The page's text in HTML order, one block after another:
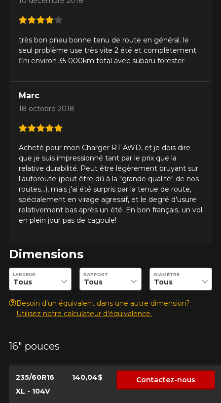
très bon pneu bonne tenu de route en général. le
seul problème use très vite 2 été et complètement
fini environ 35 000km total avec subaru forester
Marc
18 octobre 2018
Acheté pour mon Charger RT AWD, et je dois dire
que je suis impressionné tant par le prix que la
relative durabilité. Peut être légèrement bruyant sur
l'autoroute (peut être dû à la "grande qualité" de nos
routes...), mais j'ai été surpris par la tenue de route,
spécialement en virage agressif, et le degré d'usure
relativement bas après un été. En bon français, un vol
en plein jour pas de cagoule!
Dimensions
Entrez les dimensions souhaitées pour vérifier la disponibilité
LARGEUR RAPPORT DIAMÈTRE
Besoin d'un équivalent dans une autre dimension?
Utilisez notre calculateur d'équivalence.
16" pouces
235/60R16
XL - 104V
140,04$ Contactez-nous
Commentairerechercher des options pour votre
1-866-220-8025
d'équipement pour votre véhicule, vous devez vérifier
l'exactitude de l'information sur votre véhicule directement